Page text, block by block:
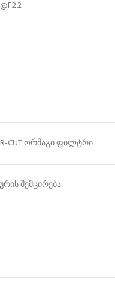
CUT ორმაგი ფილტრი
შემცირება